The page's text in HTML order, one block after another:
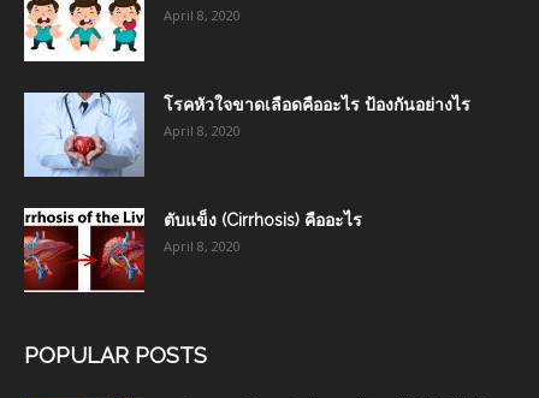
April 8, 2020
โรคหัวใจขาดเลือดคืออะไร ป้องกันอย่างไร
April 8, 2020
ตับแข็ง (Cirrhosis) คืออะไร
April 8, 2020
POPULAR POSTS